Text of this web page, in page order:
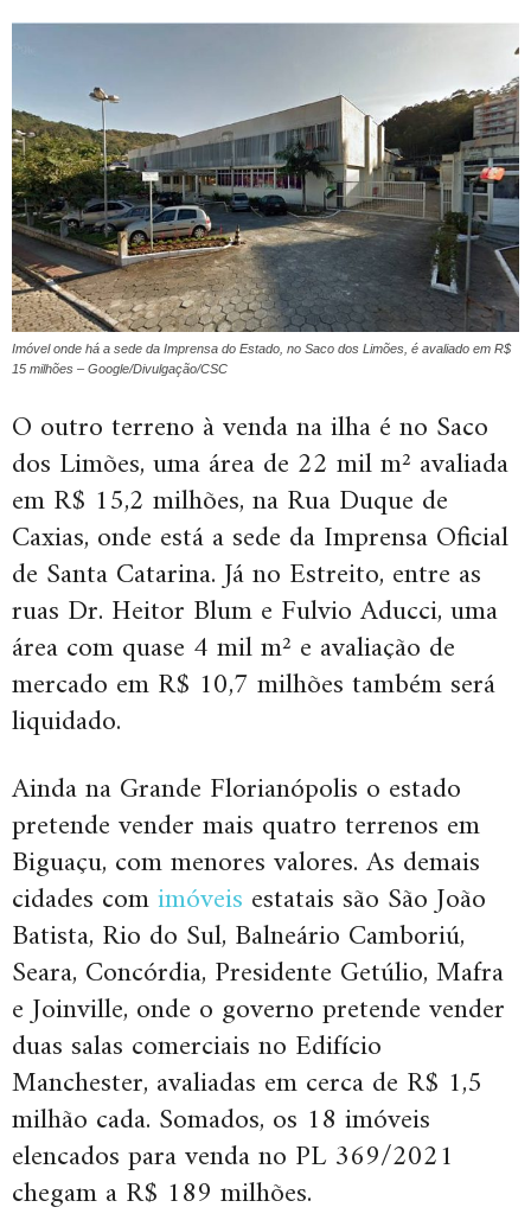
Imóvel onde há a sede da Imprensa do Estado, no Saco dos Limões, é avaliado em R$
15 milhões – Google/Divulgação/CSC
O outro terreno à venda na ilha é no Saco
dos Limões, uma área de 22 mil m² avaliada
em R$ 15,2 milhões, na Rua Duque de
Caxias, onde está a sede da Imprensa Oficial
de Santa Catarina. Já no Estreito, entre as
ruas Dr. Heitor Blum e Fulvio Aducci, uma
área com quase 4 mil m² e avaliação de
mercado em R$ 10,7 milhões também será
liquidado.
Ainda na Grande Florianópolis o estado
pretende vender mais quatro terrenos em
Biguaçu, com menores valores. As demais
cidades comimóveis estatais são São João
Batista, Rio do Sul, Balneário Camboriú,
Seara, Concórdia, Presidente Getúlio, Mafra
e Joinville, onde o governo pretende vender
duas salas comerciais no Edifício
Manchester, avaliadas em cerca de R$ 1,5
milhão cada. Somados, os 18 imóveis
elencados para venda no PL 369/2021
chegam a R$ 189 milhões.